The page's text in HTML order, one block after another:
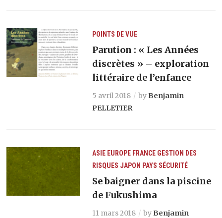
POINTS DE VUE
Parution : « Les Années
discrètes » – exploration
littéraire de l’enfance
5 avril 2018 by Benjamin
PELLETIER
ASIE EUROPE FRANCE GESTION DES
RISQUES JAPON PAYS SÉCURITÉ
Se baigner dans la piscine
de Fukushima
11 mars 2018 by Benjamin